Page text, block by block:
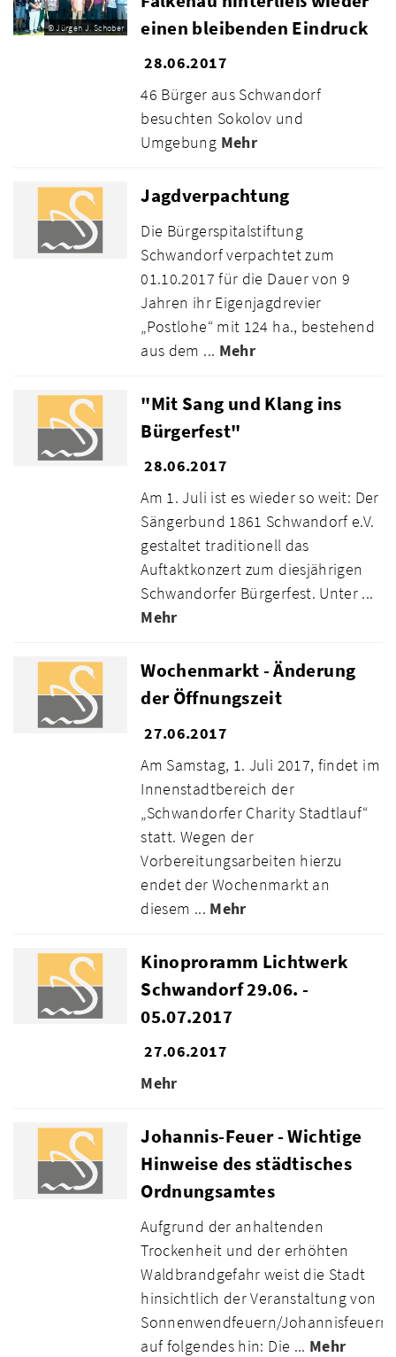
© Jürgen J. Schober
einen bleibenden Eindruck
28.06.2017
46 Bürger aus Schwandorf
besuchten Sokolov und
Umgebung Mehr
Jagdverpachtung
Die Bürgerspitalstiftung
Schwandorf verpachtet zum
01.10.2017 für die Dauer von 9
Jahren ihr Eigenjagdrevier
„Postlohe“ mit 124 ha., bestehend
aus dem ... Mehr
"Mit Sang und Klang ins
Bürgerfest"
28.06.2017
Am 1. Juli ist es wieder so weit: Der
Sängerbund 1861 Schwandorf e.V.
gestaltet traditionell das
Auftaktkonzert zum diesjährigen
Schwandorfer Bürgerfest. Unter ...
Mehr
Wochenmarkt - Änderung
der Öffnungszeit
27.06.2017
Am Samstag, 1. Juli 2017, findet im
Innenstadtbereich der
„Schwandorfer Charity Stadtlauf“
statt. Wegen der
Vorbereitungsarbeiten hierzu
endet der Wochenmarkt an
diesem ... Mehr
Kinoproramm Lichtwerk
Schwandorf 29.06. -
05.07.2017
27.06.2017
Mehr
Johannis-Feuer - Wichtige
Hinweise des städtisches
Ordnungsamtes
Aufgrund der anhaltenden
Trockenheit und der erhöhten
Waldbrandgefahr weist die Stadt
hinsichtlich der Veranstaltung von
Sonnenwendfeuern/Johannisfeuern
auf folgendes hin: Die ... Mehr